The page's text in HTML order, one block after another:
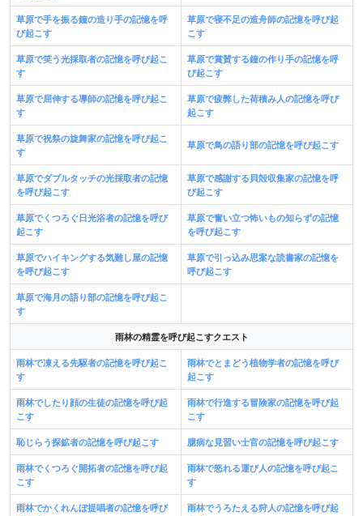
草原で手を振る鐘の造り手の記憶を呼
び起こす
草原で寝不足の造舟師の記憶を呼び起
こす
草原で笑う光採取者の記憶を呼び起こ
す
草原で賞賛する鐘の作り手の記憶を呼
び起こす
草原で屈伸する導師の記憶を呼び起こ
す
草原で疲弊した荷積み人の記憶を呼び
起こす
草原で祝祭の旋舞家の記憶を呼び起こ
す
草原で鳥の語り部の記憶を呼び起こす
草原でダブルタッチの光採取者の記憶
を呼び起こす
草原で感謝する貝殻収集家の記憶を呼
び起こす
草原でくつろぐ日光浴者の記憶を呼び
起こす
草原で奮い立つ怖いもの知らずの記憶
を呼び起こす
草原でハイキングする気難し屋の記憶
を呼び起こす
草原で引っ込み思案な読書家の記憶を
呼び起こす
草原で海月の語り部の記憶を呼び起こ
す
雨林の精霊を呼び起こすクエスト
雨林で凍える先駆者の記憶を呼び起こ
す
雨林でとまどう植物学者の記憶を呼び
起こす
雨林でしたり顔の生徒の記憶を呼び起
こす
雨林で行進する冒険家の記憶を呼び起
こす
恥じらう探鉱者の記憶を呼び起こす 臆病な見習い士官の記憶を呼び起こす
雨林でくつろぐ開拓者の記憶を呼び起
こす
雨林で怒れる運び人の記憶を呼び起こ
す
雨林でかくれんぼ提唱者の記憶を呼び
雨林でうろたえる狩人の記憶を呼び起